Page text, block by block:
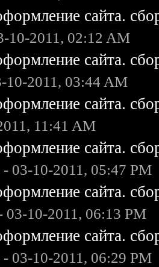
сайта.
10-2011, 02:12 AM
сайта.
10-2011, 03:44 AM
сайта.
11:41 AM
сайта.
- 03-10-2011, 05:47 PM
сайта.
03-10-2011, 06:13 PM
сайта.
- 03-10-2011, 06:29 PM